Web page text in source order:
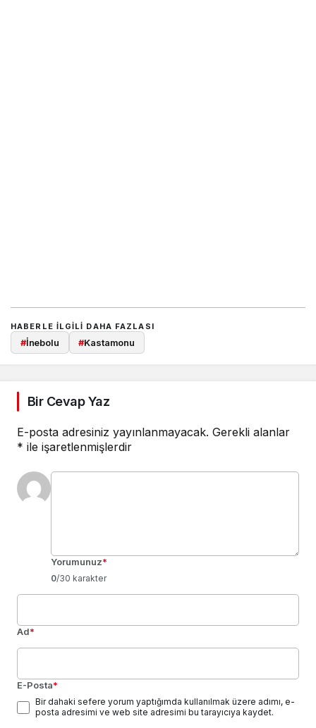
HABERLE ILGILI DAHA FAZLASI
#İnebolu #Kastamonu
Bir Cevap Yaz
E-posta adresiniz yayınlanmayacak. Gerekli alanlar
* ile işaretlenmişlerdir
Yorumunuz*
0/30 karakter
Ad*
E-Posta*
Bir dahaki sefere yorum yaptığımda kullanılmak üzere adımı, e-
posta adresimi ve web site adresimi bu tarayıcıya kaydet.